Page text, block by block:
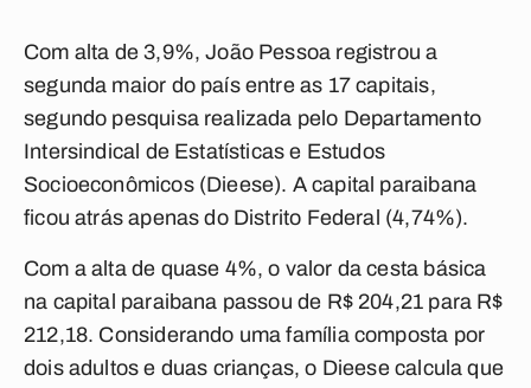
Com alta de 3,9%, João Pessoa registrou a
segunda maior do país entre as 17 capitais,
segundo pesquisa realizada pelo Departamento
Intersindical de Estatísticas e Estudos
Socioeconômicos (Dieese). A capital paraibana
ficou atrás apenas do Distrito Federal (4,74%).
Com a alta de quase 4%, o valor da cesta básica
na capital paraibana passou de R$ 204,21 para R$
212,18. Considerando uma família composta por
dois adultos e duas crianças, o Dieese calcula que